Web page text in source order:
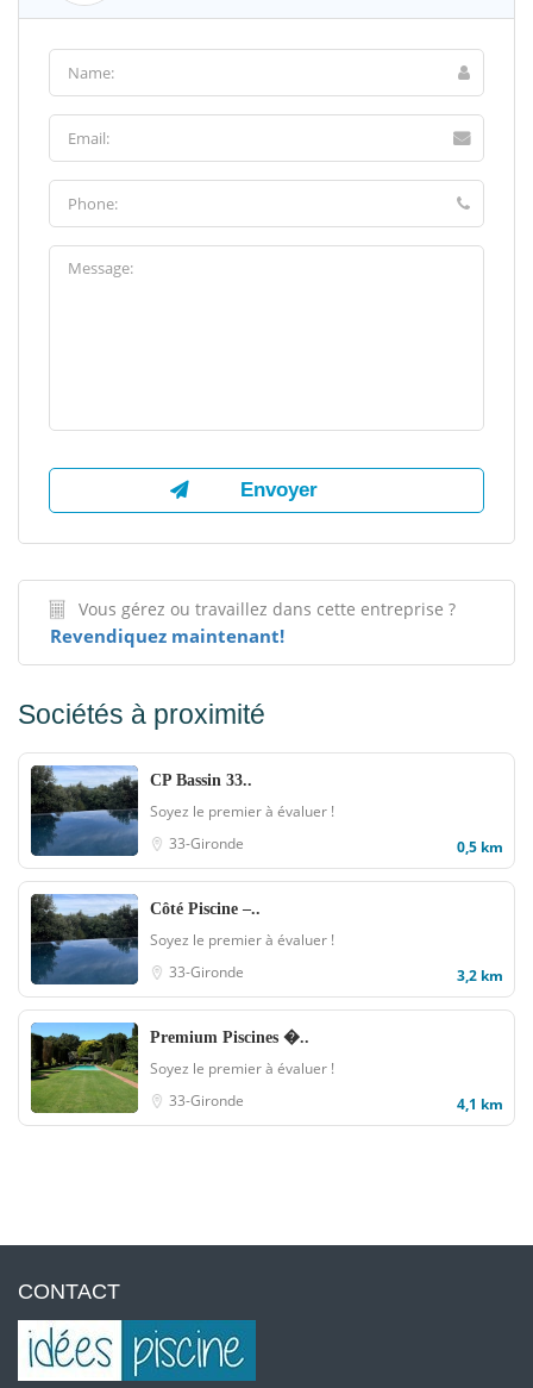
Vous gérez ou travaillez dans cette entreprise ?
Revendiquez maintenant!
Sociétés à proximité
CP Bassin 33..
Soyez le premier à évaluer !
33-Gironde
0,5 km
Côté Piscine –..
Soyez le premier à évaluer !
33-Gironde
3,2 km
Premium Piscines �..
Soyez le premier à évaluer !
33-Gironde
4,1 km
CONTACT